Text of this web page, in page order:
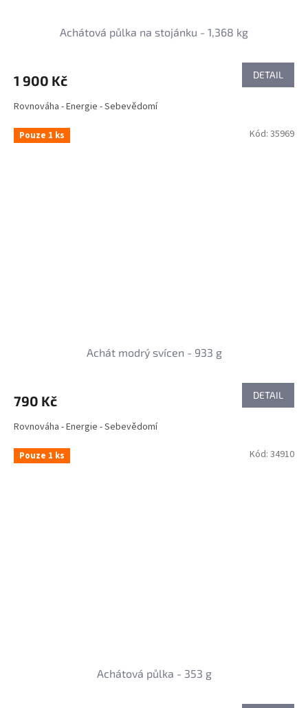
Achátová půlka na stojánku - 1,368 kg
1 900 Kč DETAIL
Rovnováha - Energie - Sebevědomí
Pouze 1 ks
Achát modrý svícen - 933 g
790 Kč DETAIL
Rovnováha - Energie - Sebevědomí
Kód: 35969
Pouze 1 ks
Achátová půlka - 353 g
Kód: 34910